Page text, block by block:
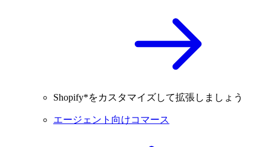
Shopify*をカスタマイズして拡張しましょう
エージェント向けコマース